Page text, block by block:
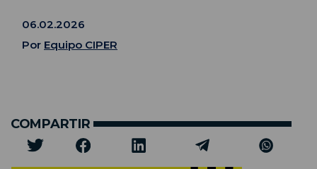
06.02.2026
Por Equipo CIPER
COMPARTIR